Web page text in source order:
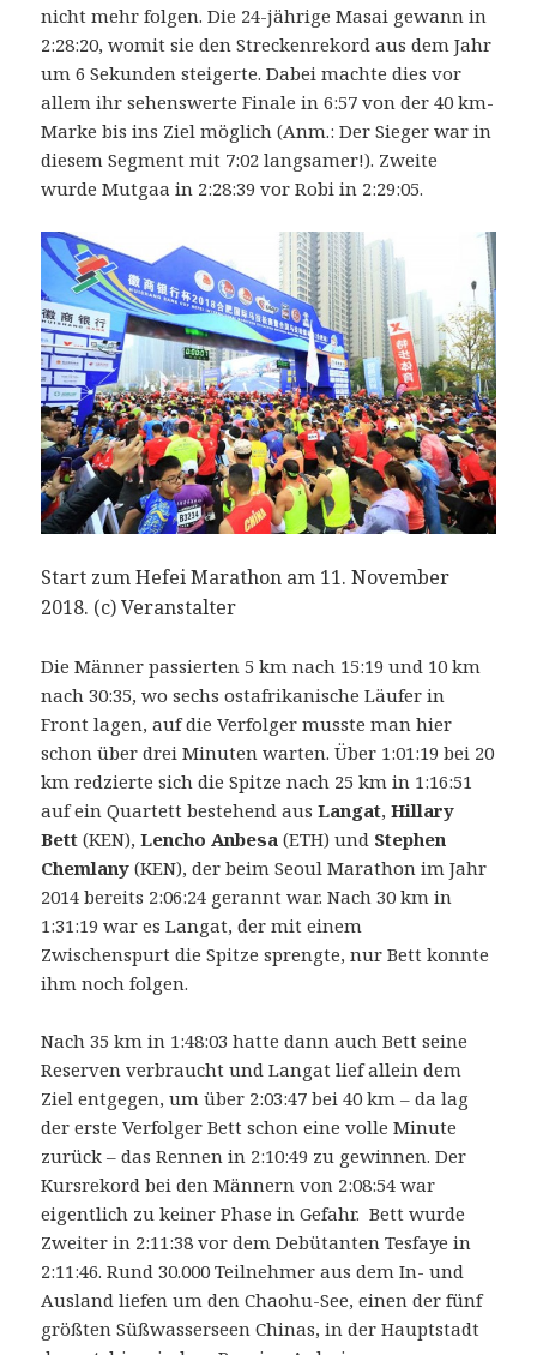
nicht mehr folgen. Die 24-jährige Masai gewann in
2:28:20, womit sie den Streckenrekord aus dem Jahr
um 6 Sekunden steigerte. Dabei machte dies vor
allem ihr sehenswerte Finale in 6:57 von der 40 km-
Marke bis ins Ziel möglich (Anm.: Der Sieger war in
diesem Segment mit 7:02 langsamer!). Zweite
wurde Mutgaa in 2:28:39 vor Robi in 2:29:05.
Start zum Hefei Marathon am 11. November
2018. (c) Veranstalter
Die Männer passierten 5 km nach 15:19 und 10 km
nach 30:35, wo sechs ostafrikanische Läufer in
Front lagen, auf die Verfolger musste man hier
schon über drei Minuten warten. Über 1:01:19 bei 20
km redzierte sich die Spitze nach 25 km in 1:16:51
auf ein Quartett bestehend ausLangat,Hillary
Bett (KEN),Lencho Anbesa (ETH) und Stephen
Chemlany(KEN), der beim Seoul Marathon im Jahr
2014 bereits 2:06:24 gerannt war. Nach 30 km in
1:31:19 war es Langat, der mit einem
Zwischenspurt die Spitze sprengte, nur Bett konnte
ihm noch folgen.
Nach 35 km in 1:48:03 hatte dann auch Bett seine
Reserven verbraucht und Langat lief allein dem
Ziel entgegen, um über 2:03:47 bei 40 km – da lag
der erste Verfolger Bett schon eine volle Minute
zurück – das Rennen in 2:10:49 zu gewinnen. Der
Kursrekord bei den Männern von 2:08:54 war
eigentlich zu keiner Phase in Gefahr. Bett wurde
Zweiter in 2:11:38 vor dem Debütanten Tesfaye in
2:11:46. Rund 30.000 Teilnehmer aus dem In- und
Ausland liefen um den Chaohu-See, einen der fünf
größten Süßwasserseen Chinas, in der Hauptstadt